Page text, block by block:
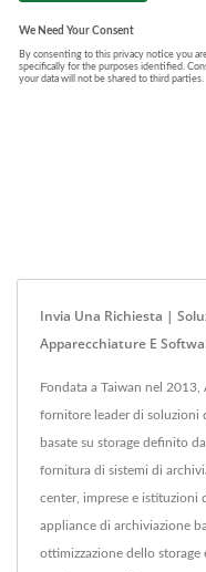
Invia Una Richiesta |
Apparecchiature E
Fondata a Taiwan nel 2013,
fornitore leader di soluzioni
basate su storage definito
fornitura di sistemi di
center, imprese e istituzioni
appliance di archiviazione
ottimizzazione dello